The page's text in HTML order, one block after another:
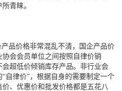
青睐。
品价格非常混乱不清，国企产品价
会会员单位之间按照自律价销
超低价倾销库存产品。非行业会
自律价”，根据自身的需要制定一个
、优惠价和批发价格都是五花八